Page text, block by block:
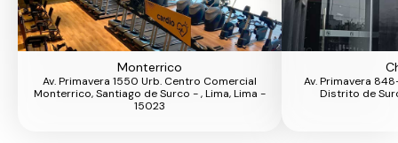
Monterrico
Av. Primavera 1550 Urb. Centro Comercial
Monterrico, Santiago de Surco - , Lima, Lima -
15023
Av. Primavera
Distrito de